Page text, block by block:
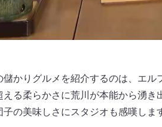
儲かりグルメを紹介するのは、エ
える柔らかさに荒川が本能から湧
の美味しさにスタジオも感嘆しま